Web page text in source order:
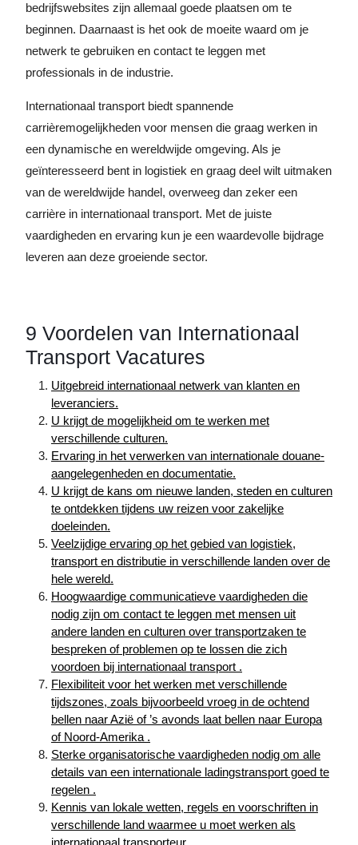
bedrijfswebsites zijn allemaal goede plaatsen om te
beginnen. Daarnaast is het ook de moeite waard om je
netwerk te gebruiken en contact te leggen met
professionals in de industrie.
Internationaal transport biedt spannende
carrièremogelijkheden voor mensen die graag werken in
een dynamische en wereldwijde omgeving. Als je
geïnteresseerd bent in logistiek en graag deel wilt uitmaken
van de wereldwijde handel, overweeg dan zeker een
carrière in internationaal transport. Met de juiste
vaardigheden en ervaring kun je een waardevolle bijdrage
leveren aan deze groeiende sector.
9 Voordelen van Internationaal
Transport Vacatures
Uitgebreid internationaal netwerk van klanten en
leveranciers.
U krijgt de mogelijkheid om te werken met
verschillende culturen.
Ervaring in het verwerken van internationale douane-
aangelegenheden en documentatie.
U krijgt de kans om nieuwe landen, steden en culturen
te ontdekken tijdens uw reizen voor zakelijke
doeleinden.
Veelzijdige ervaring op het gebied van logistiek,
transport en distributie in verschillende landen over de
hele wereld.
Hoogwaardige communicatieve vaardigheden die
nodig zijn om contact te leggen met mensen uit
andere landen en culturen over transportzaken te
bespreken of problemen op te lossen die zich
voordoen bij internationaal transport .
Flexibiliteit voor het werken met verschillende
tijdszones, zoals bijvoorbeeld vroeg in de ochtend
bellen naar Azië of ’s avonds laat bellen naar Europa
of Noord-Amerika .
Sterke organisatorische vaardigheden nodig om alle
details van een internationale ladingstransport goed te
regelen .
Kennis van lokale wetten, regels en voorschriften in
verschillende land waarmee u moet werken als
internationaal transporteur .